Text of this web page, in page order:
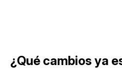
¿Qué cambios ya